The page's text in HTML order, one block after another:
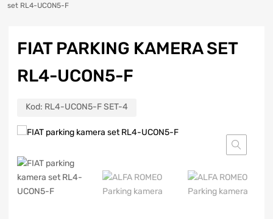
set RL4-UCON5-F
FIAT PARKING KAMERA SET
RL4-UCON5-F
Kod: RL4-UCON5-F SET-4